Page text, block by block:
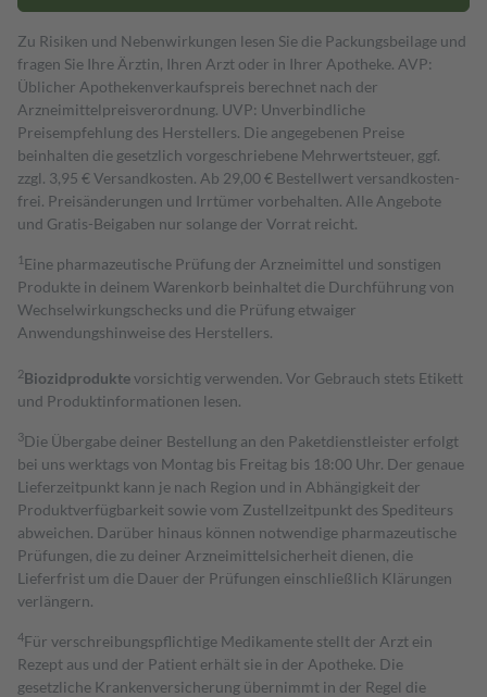
Zu Risiken und Nebenwirkungen lesen Sie die Packungsbeilage und
fragen Sie Ihre Ärztin, Ihren Arzt oder in Ihrer Apotheke. AVP:
Üblicher Apothekenverkaufspreis berechnet nach der
Arzneimittelpreisverordnung. UVP: Unverbindliche
Preisempfehlung des Herstellers. Die angegebenen Preise
beinhalten die gesetzlich vorgeschriebene Mehrwertsteuer, ggf.
zzgl. 3,95 € Versandkosten. Ab 29,00 € Bestell­wert versand­kosten­
frei. Preisänderungen und Irrtümer vorbehalten. Alle Angebote
und Gratis-Beigaben nur solange der Vorrat reicht.
1 Eine pharmazeutische Prüfung der Arzneimittel und sonstigen
Produkte in deinem Warenkorb beinhaltet die Durchführung von
Wechselwirkungschecks und die Prüfung etwaiger
Anwendungshinweise des Herstellers.
2Biozidproduktevorsichtig verwenden. Vor Gebrauch stets Etikett
und Produktinformationen lesen.
3Die Übergabe deiner Bestellung an den Paketdienstleister erfolgt
bei uns werktags von Montag bis Freitag bis 18:00 Uhr. Der genaue
Lieferzeitpunkt kann je nach Region und in Abhängigkeit der
Produktverfügbarkeit sowie vom Zustellzeitpunkt des Spediteurs
abweichen. Darüber hinaus können notwendige pharmazeutische
Prüfungen, die zu deiner Arzneimittelsicherheit dienen, die
Lieferfrist um die Dauer der Prüfungen einschließlich Klärungen
verlängern.
4Für verschreibungspflichtige Medikamente stellt der Arzt ein
Rezept aus und der Patient erhält sie in der Apotheke. Die
gesetzliche Krankenversicherung übernimmt in der Regel die